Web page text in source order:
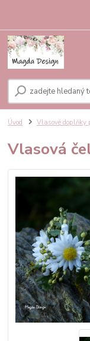
Úvod Vlasové doplňky
Vlasová